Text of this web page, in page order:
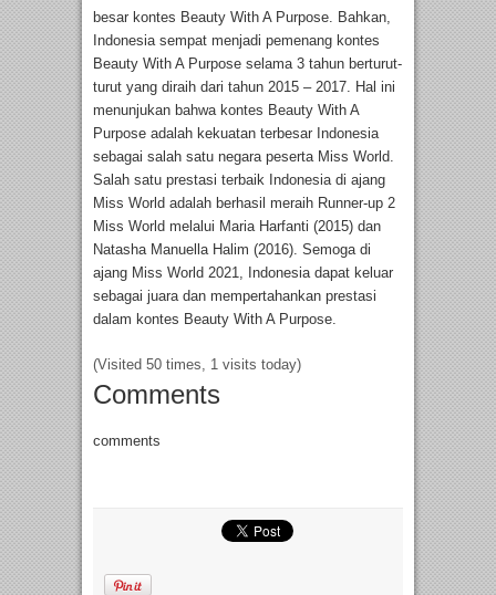
besar kontes Beauty With A Purpose. Bahkan,
Indonesia sempat menjadi pemenang kontes
Beauty With A Purpose selama 3 tahun berturut-
turut yang diraih dari tahun 2015 – 2017. Hal ini
menunjukan bahwa kontes Beauty With A
Purpose adalah kekuatan terbesar Indonesia
sebagai salah satu negara peserta Miss World.
Salah satu prestasi terbaik Indonesia di ajang
Miss World adalah berhasil meraih Runner-up 2
Miss World melalui Maria Harfanti (2015) dan
Natasha Manuella Halim (2016). Semoga di
ajang Miss World 2021, Indonesia dapat keluar
sebagai juara dan mempertahankan prestasi
dalam kontes Beauty With A Purpose.
(Visited 50 times, 1 visits today)
Comments
comments